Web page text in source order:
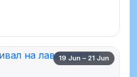
19 Jun – 21 Jun